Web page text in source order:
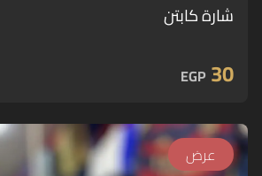
شارة كابتن
30
EGP
عرض